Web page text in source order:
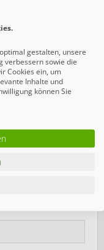
gestalten, unsere
verbessern sowie die
Cookies ein, um
Inhalte und
können Sie